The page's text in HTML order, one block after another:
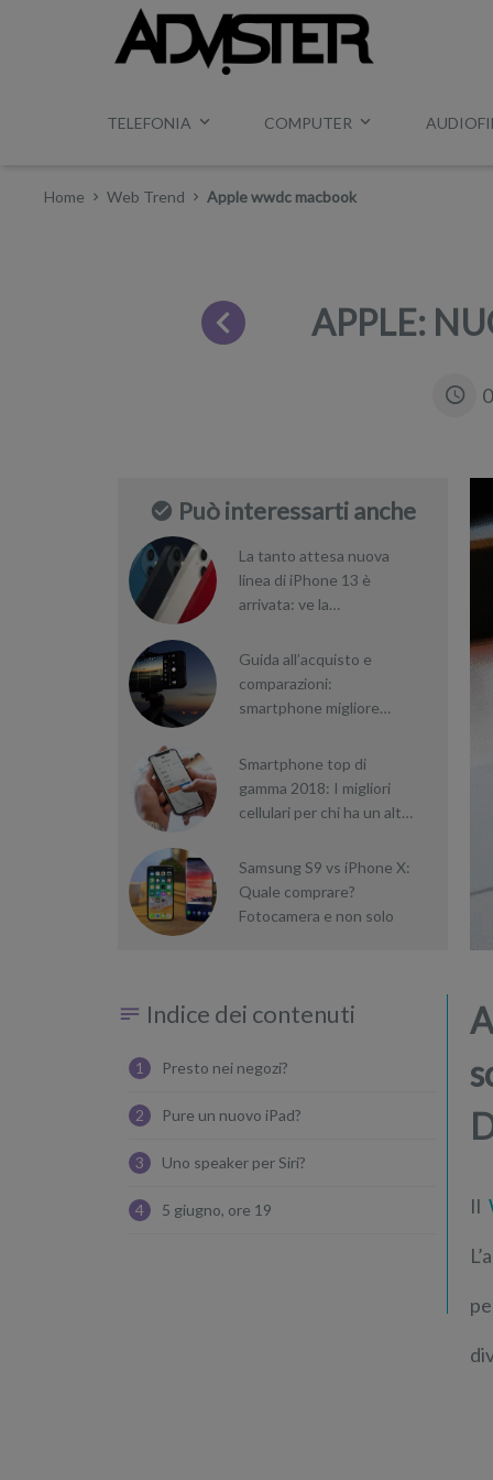
TELEFONIA COMPUTER
Home Web Trend Apple wwdc macbook
APPLE:
Può interessarti anche
La tanto attesa nuova
linea di iPhone 13 è
arrivata: ve la
Guida all’acquisto e
comparazioni:
smartphone migliore
Smartphone top di
gamma 2018: I migliori
cellulari per chi ha un alto
Samsung S9 vs iPhone X:
Quale comprare?
Fotocamera e non solo
Indice dei contenuti
1 Presto nei negozi?
2 Pure un nuovo iPad?
3 Uno speaker per Siri?
4 5 giugno, ore 19 Il